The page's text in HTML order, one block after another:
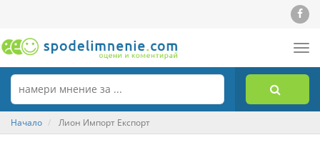
Начало Лион Импорт Експорт